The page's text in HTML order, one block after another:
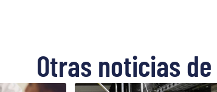
Otras noticias